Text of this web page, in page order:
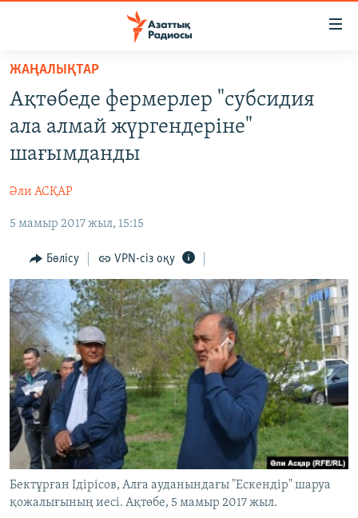
Skip
main
content
to
main
Skip
Search
ЖАҢАЛЫҚТАР
САЯСАТ
АДАМ ҚҰҚЫҚТАРЫ
ӘЛЕУМЕТ
ӘЛЕМ
АРНАЙЫ ЖОБАЛАР
Русский
ЖАЗЫЛЫҢЫЗ
Басқа тілдерде
ЖАҢАЛЫҚТАР
Ақтөбеде фермерлер "субсидия
ала алмай жүргендеріне"
шағымданды
Әли АСҚАР
5 мамыр 2017 жыл, 15:15
Бөлісу VPN-сіз оқу
Бектұрған Ідірісов, Алға ауданындағы "Ескендір" шаруа
қожалығының иесі. Ақтөбе, 5 мамыр 2017 жыл.